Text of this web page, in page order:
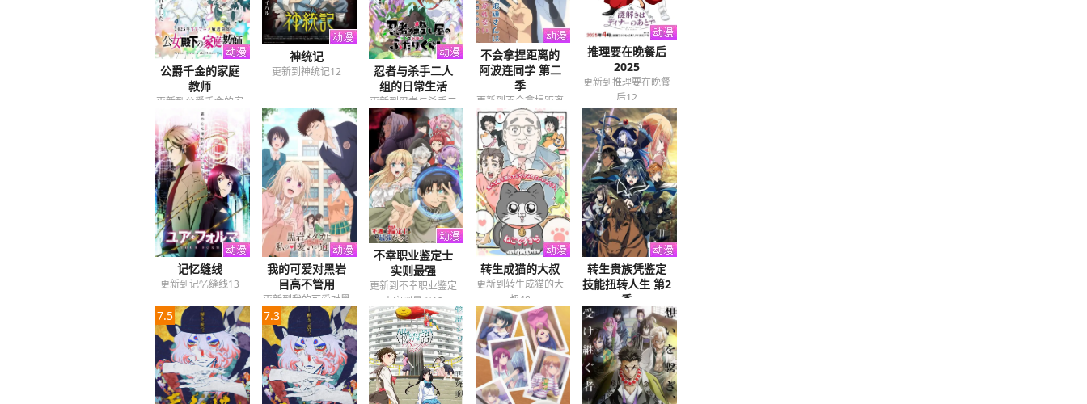
公爵千金的家庭
教师
更新到公爵千金的家
庭教师12
神统记
更新到神统记12
忍者与杀手二人
组的日常生活
更新到忍者与杀手二
人组的日常生活12
不会拿捏距离的
阿波连同学 第二
季
更新到不会拿捏距离
的阿波连同学第二季
12
推理要在晚餐后
2025
更新到推理要在晚餐
后12
记忆缝线
更新到记忆缝线13
我的可爱对黑岩
目高不管用
更新到我的可爱对黑
岩目高不管用12
不幸职业鉴定士
实则最强
更新到不幸职业鉴定
士实则最强12
转生成猫的大叔
更新到转生成猫的大
叔48
转生贵族凭鉴定
技能扭转人生 第2
季
更新到转生贵族凭鉴
定技能扭转人生第2
季12
7.5 7.3